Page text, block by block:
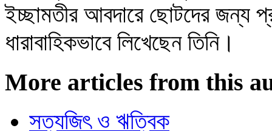
ইচ্ছামতীর আবদারে ছোটদের জন্য
ধারাবাহিকভাবে লিখেছেন তিনি।
More articles from this
সত্যজিৎ ও ঋত্বিক